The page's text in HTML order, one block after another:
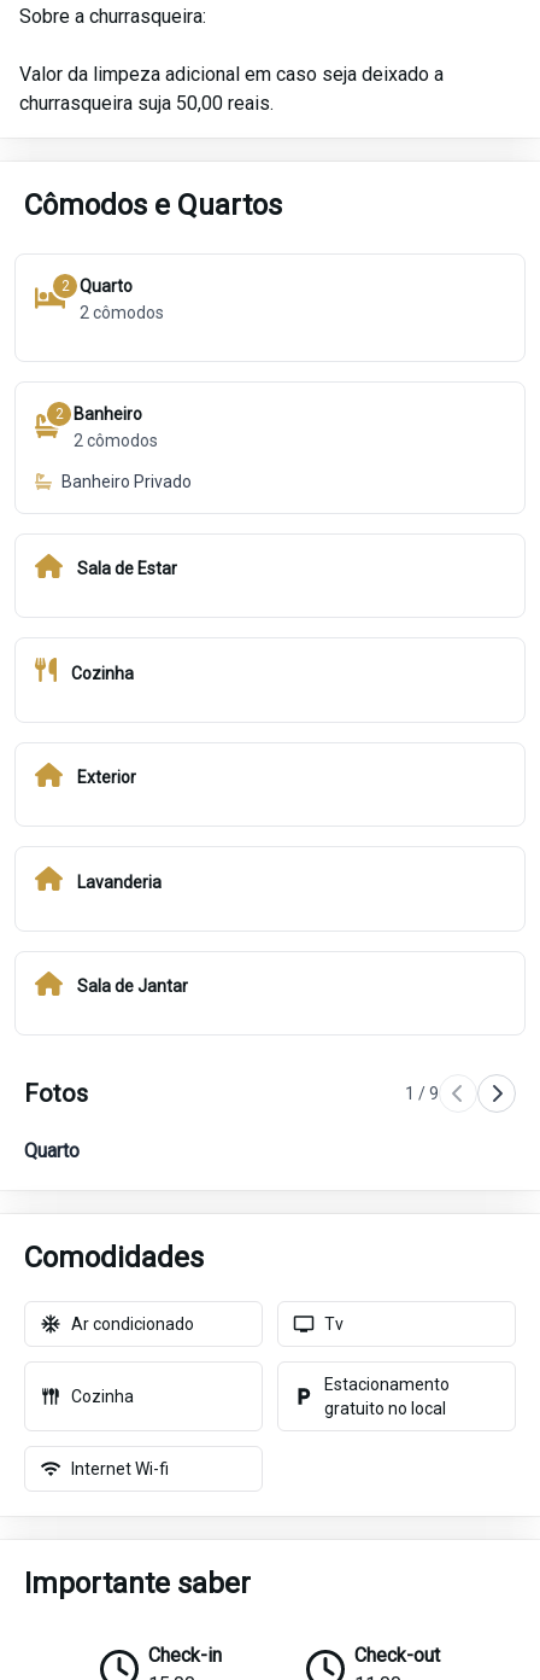
Sobre a churrasqueira:
Valor da limpeza adicional em caso seja deixado a
churrasqueira suja 50,00 reais.
Cômodos e Quartos
2
Quarto
2 cômodos
2
Banheiro
2 cômodos
Banheiro Privado
Sala de Estar
Cozinha
Exterior
Lavanderia
Sala de Jantar
Fotos 1 /9
Quarto
Comodidades
Ar condicionado Tv
Cozinha
Estacionamento
gratuito no local
Internet Wi-fi
Importante saber
Check-in
Check-out